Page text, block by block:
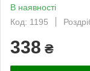
В наявності
Код: 1195
338 ₴